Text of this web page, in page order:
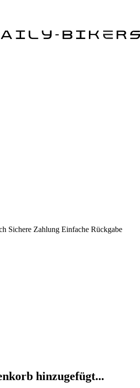
Sichere Zahlung Einfache Rückgabe
hinzugefügt...